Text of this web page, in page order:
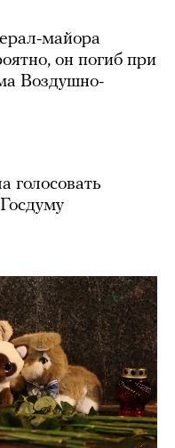
майора
он погиб при
Воздушно-
голосовать